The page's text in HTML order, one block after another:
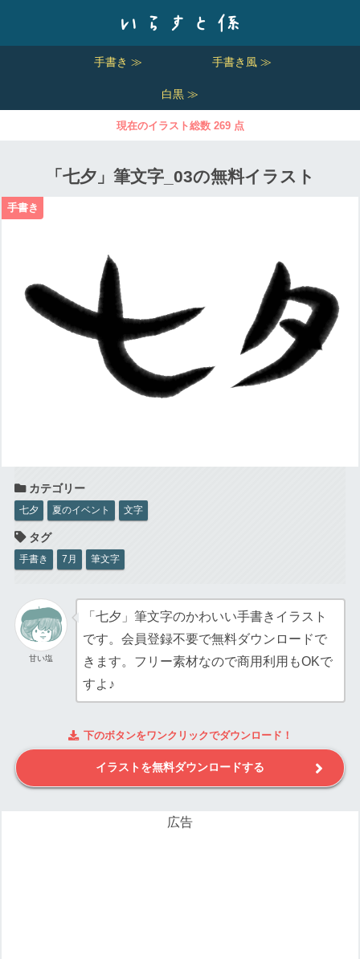
手書き ≫ 手書き風 ≫
白黒 ≫
現在のイラスト総数 269 点
「七夕」筆文字_03の無料イラスト
七夕 夏のイベント 文字
手書き 7月 筆文字
甘い塩
「七夕」筆文字のかわいい手書きイラスト
です。会員登録不要で無料ダウンロードで
きます。フリー素材なので商用利用もOKで
すよ♪
下のボタンをワンクリックでダウンロード！
イラストを無料ダウンロードする
広告